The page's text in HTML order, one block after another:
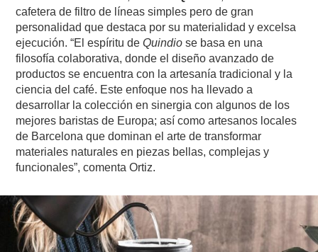
cafetera de filtro de líneas simples pero de gran
personalidad que destaca por su materialidad y excelsa
ejecución. “El espíritu deQuindio se basa en una
filosofía colaborativa, donde el diseño avanzado de
productos se encuentra con la artesanía tradicional y la
ciencia del café. Este enfoque nos ha llevado a
desarrollar la colección en sinergia con algunos de los
mejores baristas de Europa; así como artesanos locales
de Barcelona que dominan el arte de transformar
materiales naturales en piezas bellas, complejas y
funcionales”, comenta Ortiz.